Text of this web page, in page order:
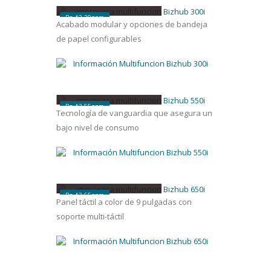
Bn A3 30ppm
Acabado modular y opciones de bandeja
de papel configurables
Bn A3 55ppm
Tecnología de vanguardia que asegura un
bajo nivel de consumo
Bn A3 65ppm
Panel táctil a color de 9 pulgadas con
soporte multi-táctil